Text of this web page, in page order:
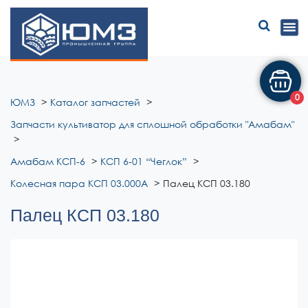
ЮМЗ
ЮМЗ
Каталог запчастей
Запчасти культиватор для сплошной обработки "Амабам"
Амабам КСП-6
КСП 6-01 “Чеглок”
Колесная пара КСП 03.000А
Палец КСП 03.180
Палец КСП 03.180
0